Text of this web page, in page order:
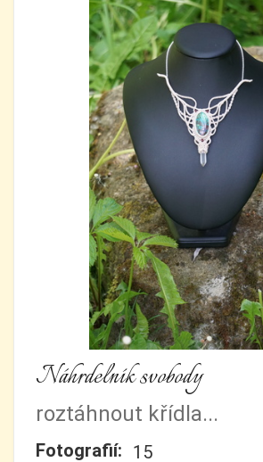
Náhrdelník svobody
roztáhnout křídla...
Fotografií: 15